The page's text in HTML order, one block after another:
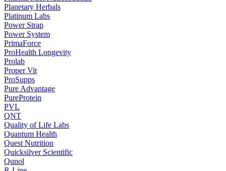
Planetary Herbals
Platinum Labs
Power Strap
Power System
PrimaForce
ProHealth Longevity
Prolab
Proper Vit
ProSupps
Pure Advantage
PureProtein
PVL
QNT
Quality of Life Labs
Quantum Health
Quest Nutrition
Quicksilver Scientific
Qunol